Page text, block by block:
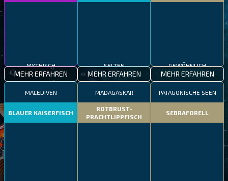
MYTHISCH
MEHR ERFAHREN
SELTEN
MEHR ERFAHREN
GEWÖHNLICH
MEHR ERFAHREN
MALEDIVEN
BLAUER KAISERFISCH
MADAGASKAR
ROTBRUST-
PRACHTLIPPFISCH
PATAGONISCHE SEEN
SEBRAFORELL